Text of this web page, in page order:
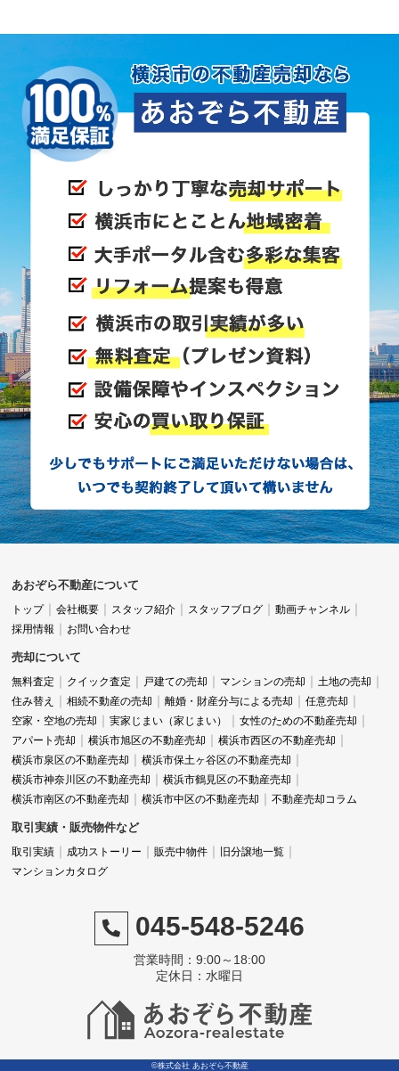
同業者目線でも驚いた細やかな対応
高倉さんとお話を進めていく中で、私が特に感動し
たのは、書類をお預けしたときの対応でした。
預かり証を発行してくださったのですが、そこには
カラーコピーで預けた書類の内容が写し出されてい
たんです。
これには本当に驚きました。
不動産業界にいた私から見ても、ここまで丁寧な対
応をする会社は珍しいんです。
預かり証自体を発行する会社は多くありますが、カ
ラーコピーで内容まで記録してくれるというのは、
お客様への配慮が並外れていると感じました。
「この方たちは本当に誠実に仕事をされているんだ
な」と、同業者目線でも心から感心しましたね。
また、私には買主様に対して心配なことがいくつか
あったのですが、高倉さんはそれを丁寧に買主様へ
こうした細やかなコミュニケーションは、売却とい
う大きな取引において本当に重要なことだと思いま
あおぞら不動産について
トップ 会社概要 スタッフ紹介 スタッフブログ
動画チャンネル
採用情報
お問い合わせ
売却について
無料査定 クイック査定 戸建ての売却 マンションの売却
土地の売却
住み替え
相続不動産の売却 離婚・財産分与による売却
任意売却
空家・空地の売却
実家じまい（家じまい）
女性のための不動産売却
アパート売却
横浜市旭区の不動産売却
横浜市西区の不動産売却
横浜市泉区の不動産売却
横浜市保土ヶ谷区の不動産売却
横浜市神奈川区の不動産売却
横浜市鶴見区の不動産売却
横浜市南区の不動産売却
横浜市中区の不動産売却 不動産売却コラム
取引実績・販売物件など
取引実績 成功ストーリー 販売中物件
旧分譲地一覧
マンションカタログ
045-548-5246
営業時間：9:00～18:00
定休日：水曜日
©株式会社 あおぞら不動産